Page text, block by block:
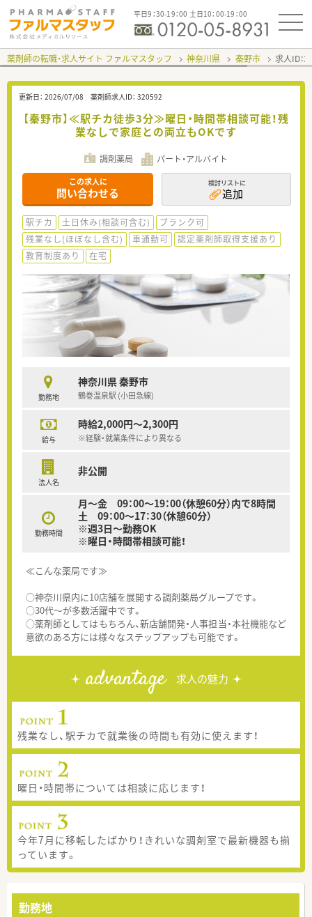
平日9：30-19：00 土日10：00-19：00
薬剤師の転職・求人サイト ファルマスタッフ 神奈川県 秦野市 求人ID：
更新日： 2026/07/08 薬剤師求人ID： 320592
【秦野市】≪駅チカ徒歩3分≫曜日・時間帯相談可能！残
業なしで家庭との両立もOKです
調剤薬局 パート・アルバイト
この求人に
問い合わせる
検討リストに
追加
駅チカ 土日休み(相談可含む)
ブランク可
残業なし(ほぼなし含む)
車通勤可
認定薬剤師取得支援あり
教育制度あり
在宅
勤務地
神奈川県 秦野市
鶴巻温泉駅 (小田急線)
給与
時給2,000円～2,300円
※経験・就業条件により異なる
法人名
非公開
勤務時間
月～金 09：00～19：00（休憩60分）内で8時間
土 09：00～17：30（休憩60分）
※週3日～勤務OK
※曜日・時間帯相談可能！
≪こんな薬局です≫
○神奈川県内に10店舗を展開する調剤薬局グループです。
○30代～が多数活躍中です。
○薬剤師としてはもちろん、新店舗開発・人事担当・本社機能など
意欲のある方には様々なステップアップも可能です。
advantage 求人の魅力
残業なし、駅チカで就業後の時間も有効に使えます！
曜日・時間帯については相談に応じます！
今年7月に移転したばかり！きれいな調剤室で最新機器も揃
っています。
勤務地